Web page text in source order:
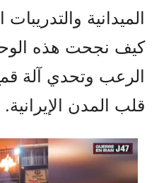
الميدانية
كيف نجحت هذه
الرعب وتحدي آلة
قلب المدن الإيرانية.